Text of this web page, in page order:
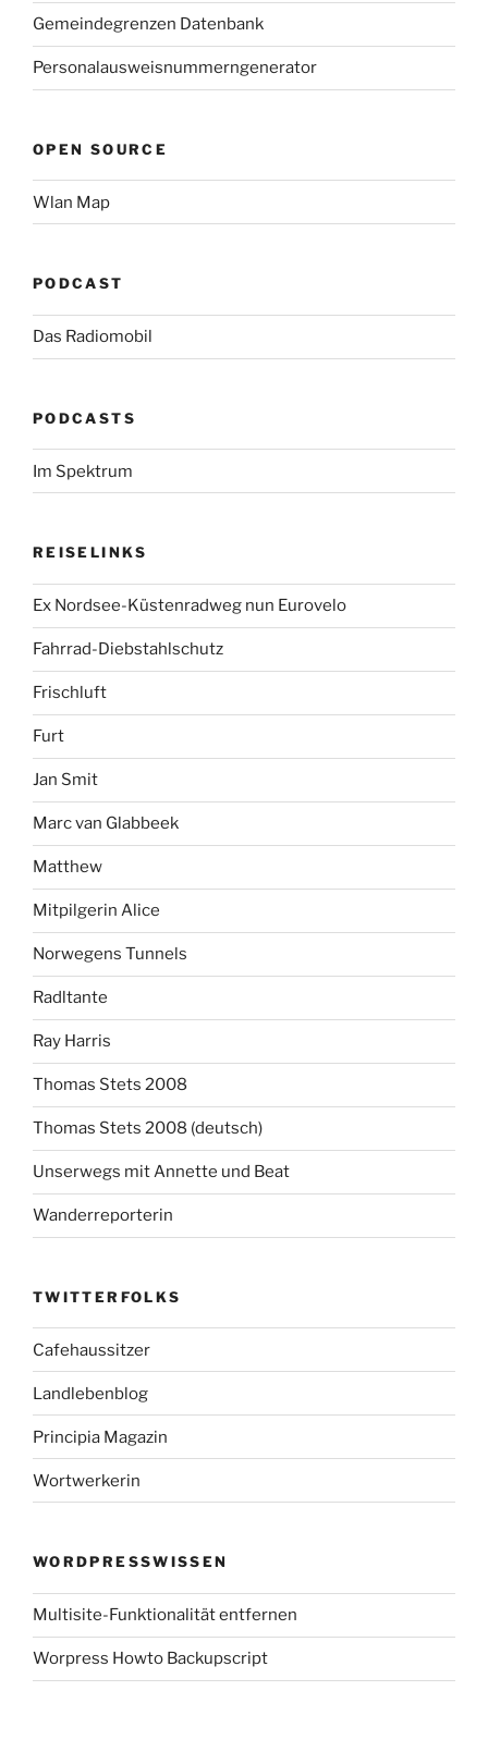
Gemeindegrenzen Datenbank
Personalausweisnummerngenerator
OPEN SOURCE
Wlan Map
PODCAST
Das Radiomobil
PODCASTS
Im Spektrum
REISELINKS
Ex Nordsee-Küstenradweg nun Eurovelo
Fahrrad-Diebstahlschutz
Frischluft
Furt
Jan Smit
Marc van Glabbeek
Matthew
Mitpilgerin Alice
Norwegens Tunnels
Radltante
Ray Harris
Thomas Stets 2008
Thomas Stets 2008 (deutsch)
Unserwegs mit Annette und Beat
Wanderreporterin
TWITTERFOLKS
Cafehaussitzer
Landlebenblog
Principia Magazin
Wortwerkerin
WORDPRESSWISSEN
Multisite-Funktionalität entfernen
Worpress Howto Backupscript